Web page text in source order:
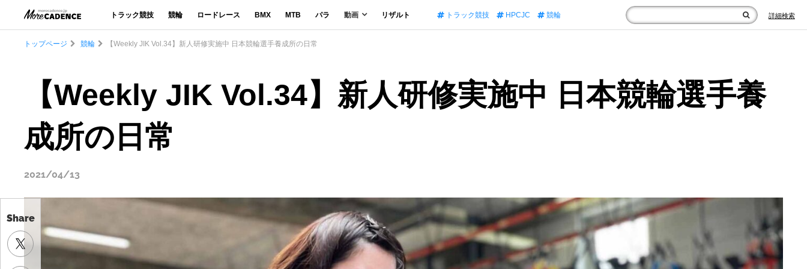
トラック競技 競輪 ロードレース BMX MTB パラ 動画 リザルト トラック競技 HPCJC 競輪 詳細検索
Share
トップページ 競輪 【Weekly JIK Vol.34】新人研修実施中 日本競輪選手養成所の日常
【Weekly JIK Vol.34】新人研修実施中 日本競輪選手養
成所の日常
2021/04/13